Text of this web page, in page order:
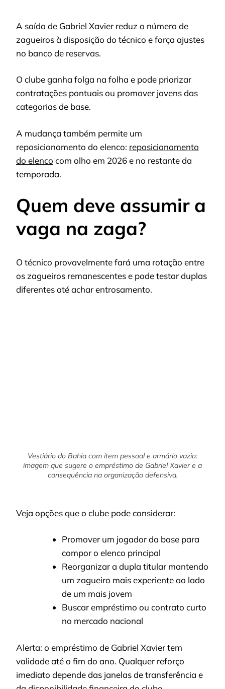
A saída de Gabriel Xavier reduz o número de
zagueiros à disposição do técnico e força ajustes
no banco de reservas.
O clube ganha folga na folha e pode priorizar
contratações pontuais ou promover jovens das
categorias de base.
A mudança também permite um
reposicionamento do elenco: reposicionamento
do elenco com olho em 2026 e no restante da
temporada.
Quem deve assumir a
vaga na zaga?
O técnico provavelmente fará uma rotação entre
os zagueiros remanescentes e pode testar duplas
diferentes até achar entrosamento.
Vestiário do Bahia com item pessoal e armário vazio:
imagem que sugere o empréstimo de Gabriel Xavier e a
consequência na organização defensiva.
Veja opções que o clube pode considerar:
Promover um jogador da base para
compor o elenco principal
Reorganizar a dupla titular mantendo
um zagueiro mais experiente ao lado
de um mais jovem
Buscar empréstimo ou contrato curto
no mercado nacional
Alerta: o empréstimo de Gabriel Xavier tem
validade até o fim do ano. Qualquer reforço
imediato depende das janelas de transferência e